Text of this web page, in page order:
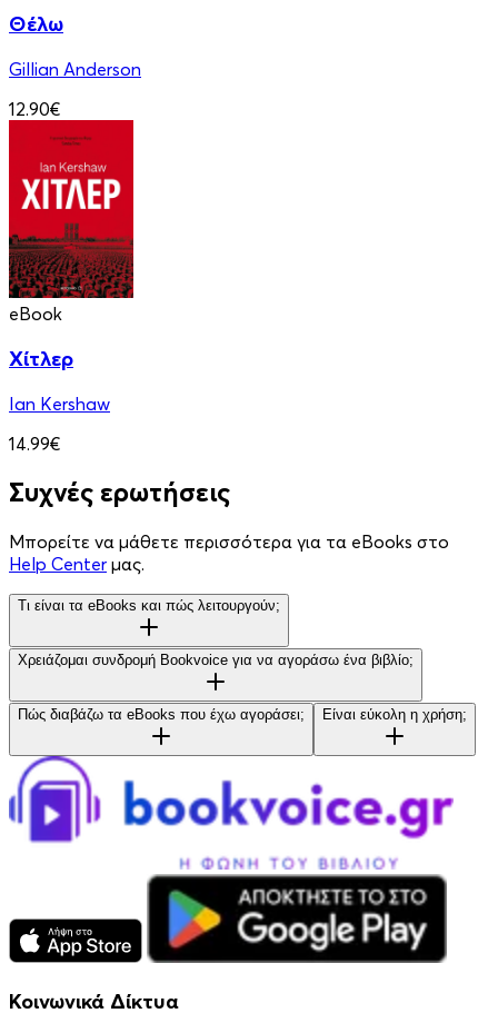
Θέλω
Gillian Anderson
12.90€
eBook
Χίτλερ
Ian Kershaw
14.99€
Συχνές ερωτήσεις
Μπορείτε να μάθετε περισσότερα για τα eBooks στο
Help Center μας.
Τι είναι τα eBooks και πώς λειτουργούν;
Χρειάζομαι συνδρομή Bookvoice για να αγοράσω ένα βιβλίο;
Πώς διαβάζω τα eBooks που έχω αγοράσει; Είναι εύκολη η χρήση;
Κοινωνικά Δίκτυα